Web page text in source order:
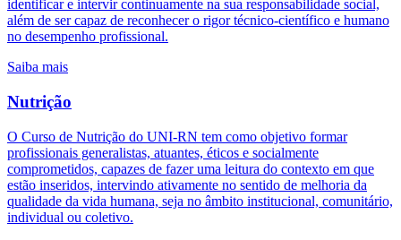
identificar e intervir continuamente na sua responsabilidade social,
além de ser capaz de reconhecer o rigor técnico-científico e humano
no desempenho profissional.
Saiba mais
Nutrição
O Curso de Nutrição do UNI-RN tem como objetivo formar
profissionais generalistas, atuantes, éticos e socialmente
comprometidos, capazes de fazer uma leitura do contexto em que
estão inseridos, intervindo ativamente no sentido de melhoria da
qualidade da vida humana, seja no âmbito institucional, comunitário,
individual ou coletivo.